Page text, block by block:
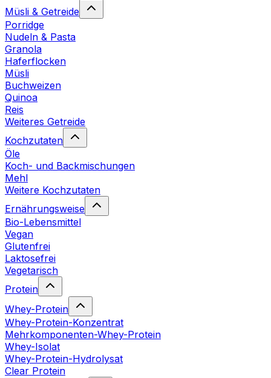
Müsli & Getreide
Porridge
Nudeln & Pasta
Granola
Haferflocken
Müsli
Buchweizen
Quinoa
Reis
Weiteres Getreide
Kochzutaten
Öle
Koch- und Backmischungen
Mehl
Weitere Kochzutaten
Ernährungsweise
Bio-Lebensmittel
Vegan
Glutenfrei
Laktosefrei
Vegetarisch
Protein
Whey-Protein
Whey-Protein-Konzentrat
Mehrkomponenten-Whey-Protein
Whey-Isolat
Whey-Protein-Hydrolysat
Clear Protein